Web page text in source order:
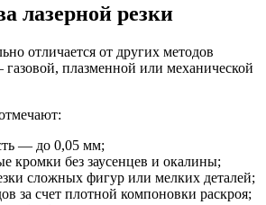
лазерной резки
отличается от других методов
плазменной или механической
— до 0,05 мм;
кромки без заусенцев и окалины;
сложных фигур или мелких деталей;
за счет плотной компоновки раскроя;